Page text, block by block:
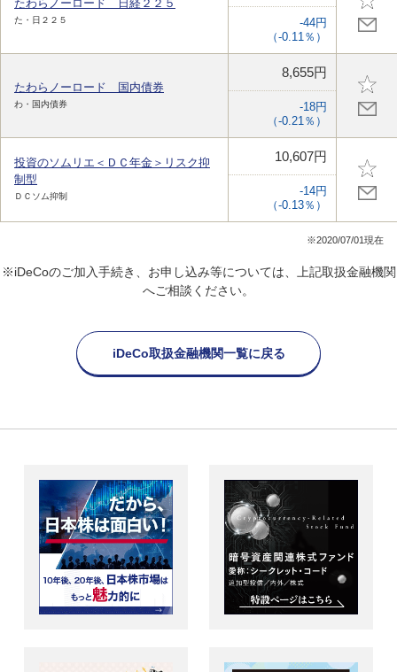
たわらノーロード 日経２２５
た・日２２５
-44円
（-0.11％）
たわらノーロード 国内債券
わ・国内債券
8,655円
-18円
（-0.21％）
投資のソムリエ＜ＤＣ年金＞リスク抑
制型
ＤＣソム抑制
10,607円
-14円
（-0.13％）
※2020/07/01現在
※iDeCoのご加入手続き、お申し込み等については、上記取扱金融機関
へご相談ください。
iDeCo取扱金融機関一覧に戻る